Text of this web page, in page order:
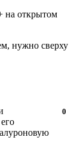
на открытом
нужно сверху
Нравится!
0